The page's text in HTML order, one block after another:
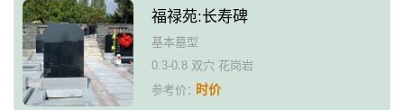
福禄苑:长寿碑
基本墓型
0.3-0.8 双穴 花岗岩
参考价：时价